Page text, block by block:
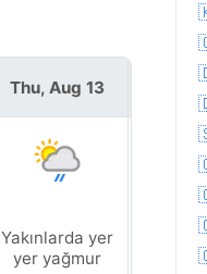
Thu, Aug 13
Yakınlarda yer
yer yağmur
Fri,
Hafif